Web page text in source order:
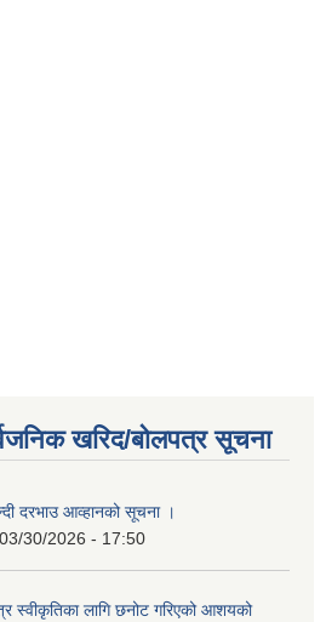
खरिद/बोलपत्र सूचना
दरभाउ आव्हानको सूचना ।
03/30/2026 - 17:50
स्वीकृतिका लागि छनोट गरिएको आशयको